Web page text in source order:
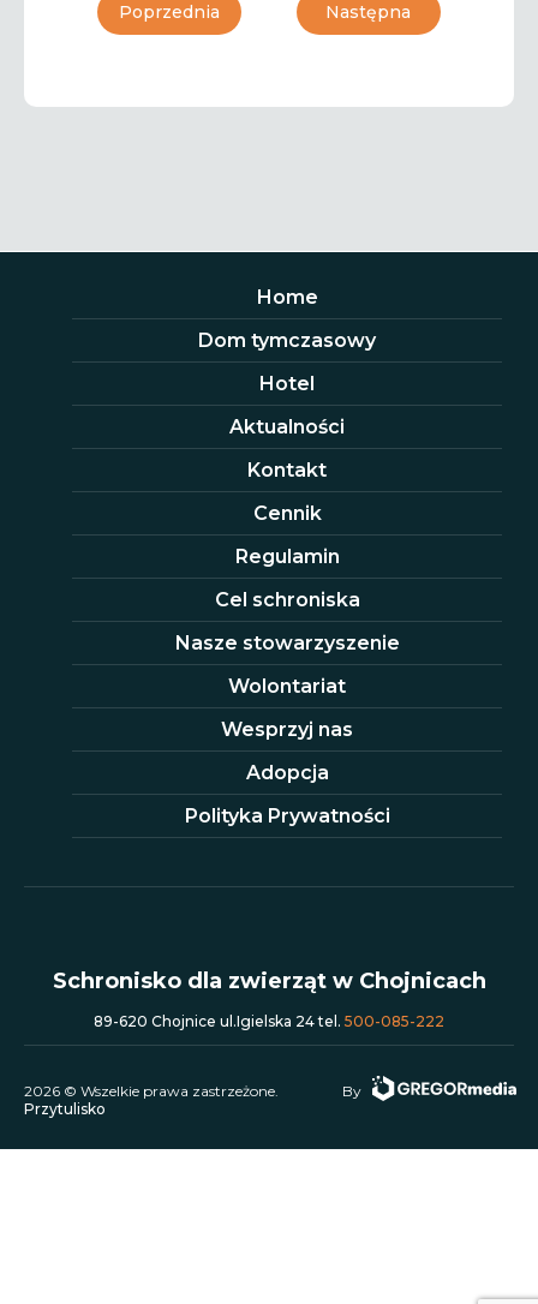
Poprzednia Następna
Home
Dom tymczasowy
Hotel
Aktualności
Kontakt
Cennik
Regulamin
Cel schroniska
Nasze stowarzyszenie
Wolontariat
Wesprzyj nas
Adopcja
Polityka Prywatności
Schronisko dla zwierząt w Chojnicach
89-620 Chojnice ul.Igielska 24 tel. 500-085-222
2026 © Wszelkie prawa zastrzeżone.
Przytulisko
By